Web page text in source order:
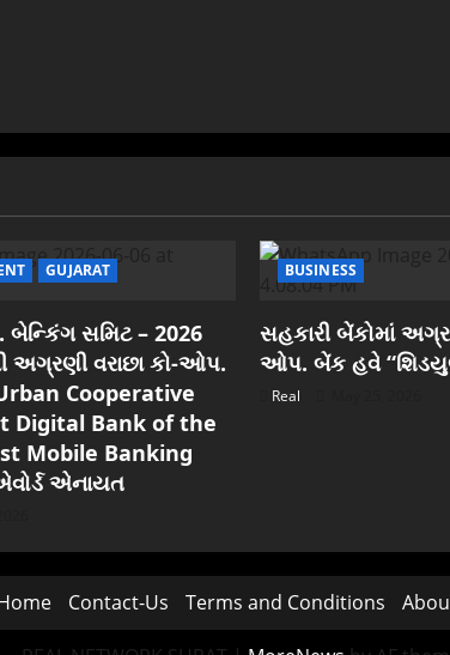
GUJARAT
સમિટ – 2026
અગ્રણી વરાછા કો-ઓપ.
Cooperative
Digital Bank of the
Mobile Banking
એનાયત
BUSINESS
સહકારી બેંકોમાં
ઓપ. બેંક હવે
Real
Contact-Us Terms and Conditions